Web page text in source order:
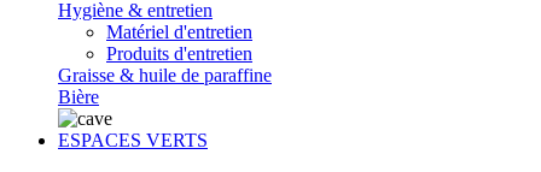
Hygiène & entretien
Matériel d'entretien
Produits d'entretien
Graisse & huile de paraffine
Bière
ESPACES VERTS